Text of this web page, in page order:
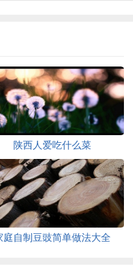
陕西人爱吃什么菜
庭自制豆豉简单做法大全